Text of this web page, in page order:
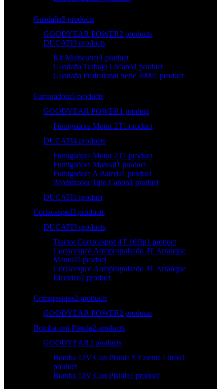
Guadaña5 products
GOODYEAR POWER2 products
DUCATI3 products
Kit Multicutter1 product
Guadaña Trabajo Liviano1 product
Guadaña Profesional Serie 40001 product
Fumigadora5 products
GOODYEAR POWER1 product
Fumigadora Motor 2T1 product
DUCATI4 products
Fumigadora Motor 2T1 product
Fumigadora Manual1 product
Fumigadora A Bateria1 product
Atomizador Tipo Cañon1 product
DUCATI1 product
Cortacesped3 products
DUCATI3 products
Tractor Cortacesped 4T 16Hp1 product
Cortacesped Autopropulsado 4T Arranque
Manual1 product
Cortacesped Autopropulsado 4T Arranque
Electrico1 product
Compresores2 products
GOODYEAR POWER2 products
Bomba con Pistola2 products
GOODYEAR2 products
Bomba 12V Con Pistola Y Cuenta Litros1
product
Bomba 12V Con Pistola1 product